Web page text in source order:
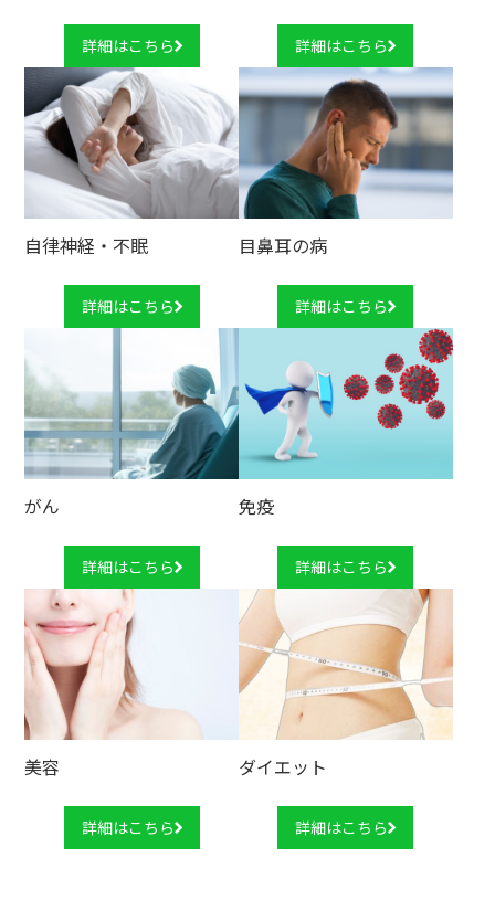
詳細はこちら 詳細はこちら
自律神経・不眠
詳細はこちら
目鼻耳の病
詳細はこちら
がん
詳細はこちら
免疫
詳細はこちら
美容
詳細はこちら
ダイエット
詳細はこちら